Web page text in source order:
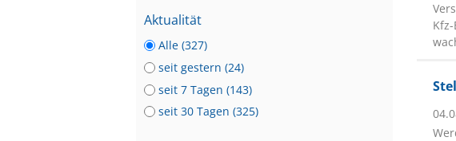
Aktualität
Alle (327)
seit gestern (24)
seit 7 Tagen (143)
seit 30 Tagen (325)